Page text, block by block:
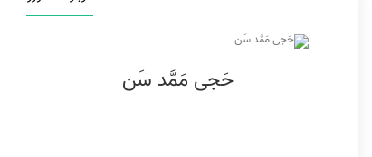
حَجی مَمَّد سَن